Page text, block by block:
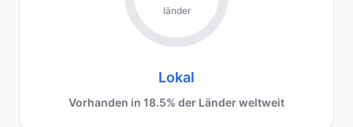
länder
Lokal
Vorhanden in 18.5% der Länder weltweit